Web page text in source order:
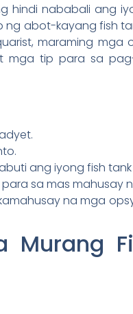
hindi nababali ang
abot-kayang fish
maraming
mga tip para sa
ang iyong fish tank
sa mas mahusay
na mga
Murang